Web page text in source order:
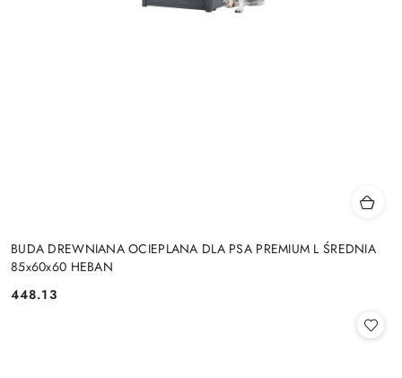
BUDA DREWNIANA OCIEPLANA DLA PSA PREMIUM L ŚREDNIA
85x60x60 HEBAN
Cena:
448.13